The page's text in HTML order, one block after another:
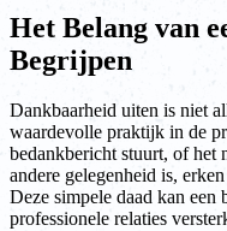
Het Belang van
Begrijpen
Dankbaarheid uiten is niet
waardevolle praktijk in de
bedankbericht stuurt, of het
andere gelegenheid is,
Deze simpele daad kan
professionele relaties